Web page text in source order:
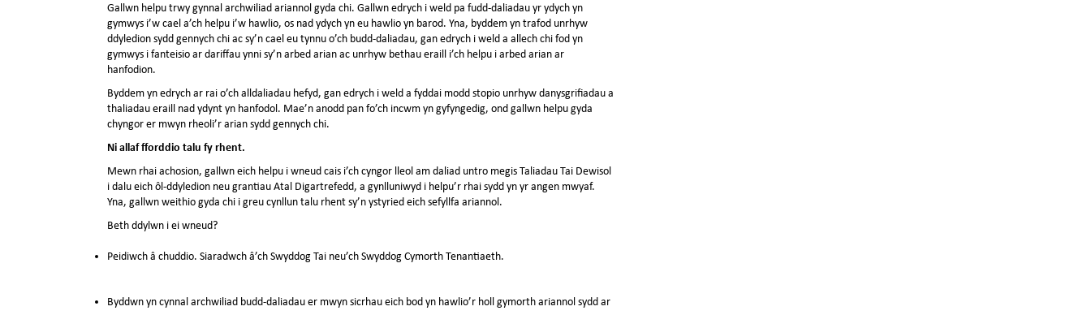
Gallwn helpu trwy gynnal archwiliad ariannol gyda chi. Gallwn edrych i weld pa fudd-daliadau yr ydych yn
gymwys i’w cael a’ch helpu i’w hawlio, os nad ydych yn eu hawlio yn barod. Yna, byddem yn trafod unrhyw
ddyledion sydd gennych chi ac sy’n cael eu tynnu o’ch budd-daliadau, gan edrych i weld a allech chi fod yn
gymwys i fanteisio ar dariffau ynni sy’n arbed arian ac unrhyw bethau eraill i’ch helpu i arbed arian ar
hanfodion.
Byddem yn edrych ar rai o’ch alldaliadau hefyd, gan edrych i weld a fyddai modd stopio unrhyw danysgrifiadau a
thaliadau eraill nad ydynt yn hanfodol. Mae’n anodd pan fo’ch incwm yn gyfyngedig, ond gallwn helpu gyda
chyngor er mwyn rheoli’r arian sydd gennych chi.
Ni allaf fforddio talu fy rhent.
Mewn rhai achosion, gallwn eich helpu i wneud cais i’ch cyngor lleol am daliad untro megis Taliadau Tai Dewisol
i dalu eich ôl-ddyledion neu grantiau Atal Digartrefedd, a gynlluniwyd i helpu’r rhai sydd yn yr angen mwyaf.
Yna, gallwn weithio gyda chi i greu cynllun talu rhent sy’n ystyried eich sefyllfa ariannol.
Beth ddylwn i ei wneud?
Peidiwch â chuddio. Siaradwch â’ch Swyddog Tai neu’ch Swyddog Cymorth Tenantiaeth.
Byddwn yn cynnal archwiliad budd-daliadau er mwyn sicrhau eich bod yn hawlio’r holl gymorth ariannol sydd ar